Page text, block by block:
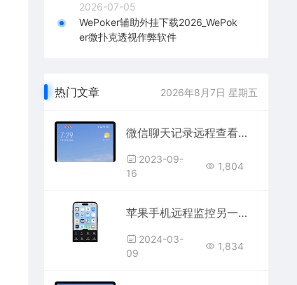
2026-07-05
WePoker辅助外挂下载2026_WePok
er微扑克透视作弊软件
热门文章 2026年8月7日 星期五
微信聊天记录远程查看同屏监控软件下载
2023-09-
16
1,804
苹果手机远程监控另一个苹果手机实时同屏监视
2024-03-
09
1,834